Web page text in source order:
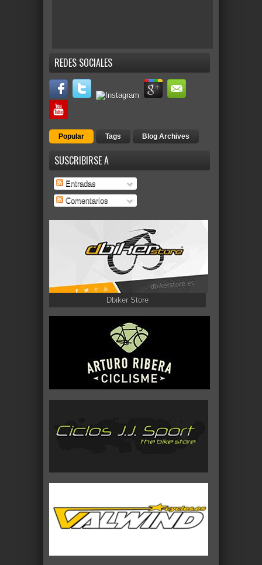
REDES SOCIALES
Popular Tags Blog Archives
SUSCRIBIRSE A
Entradas
Comentarios
Dbiker Store